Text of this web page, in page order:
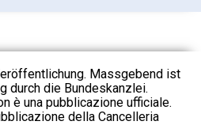
Massgebend ist
durch die Bundeskanzlei.
è una pubblicazione ufficiale.
della Cancelleria